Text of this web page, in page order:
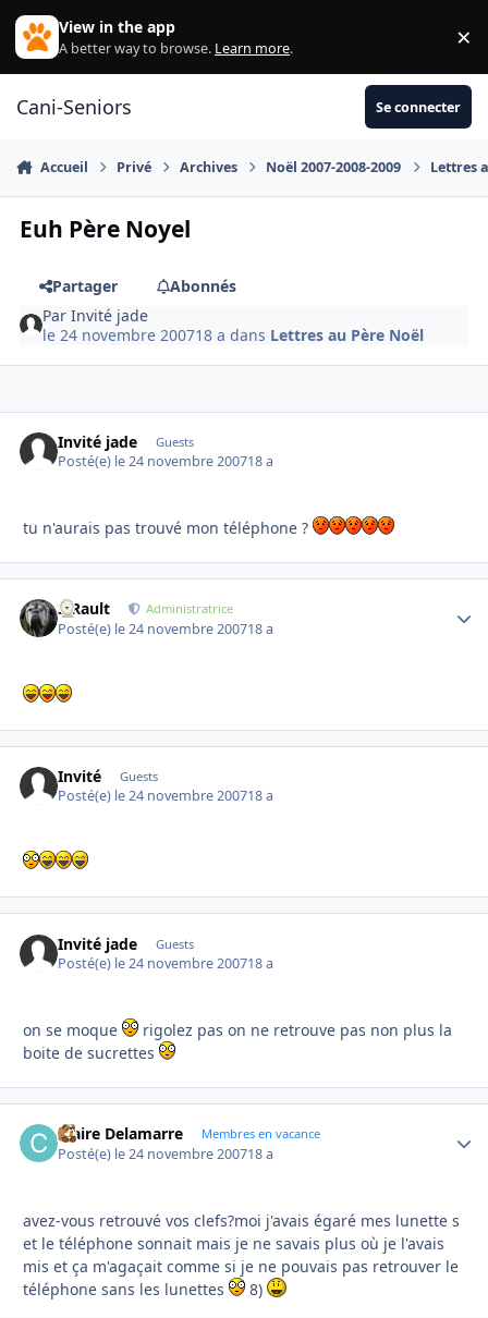
Aller au contenu
View in the app
A better way to browse. Learn more. ×
Cani-Seniors Se connecter
Accueil Privé Archives Noël 2007-2008-2009 Lettres
Euh Père Noyel
Partager
Abonnés
ParInvité jade
le 24 novembre 200718 a dans Lettres au Père Noël
Invité jade Guests
Posté(e) le 24 novembre 200718 a
tu n'aurais pas trouvé mon téléphone ?
S.Rault Administratrice
Posté(e) le 24 novembre 200718 a
Invité Guests
Posté(e) le 24 novembre 200718 a
Invité jade Guests
Posté(e) le 24 novembre 200718 a
on se moque
rigolez pas on ne retrouve pas non plus la
boite de sucrettes
Claire Delamarre Membres en vacance
Posté(e) le 24 novembre 200718 a
avez-vous retrouvé vos clefs?moi j'avais égaré mes lunette s
et le téléphone sonnait mais je ne savais plus où je l'avais
mis et ça m'agaçait comme si je ne pouvais pas retrouver le
téléphone sans les lunettes
8)